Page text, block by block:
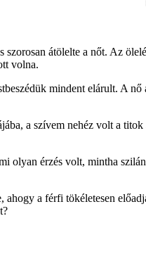
átölelte a nőt. Az
volna.
mindent elárult. A
a szívem nehéz volt a
olyan érzés volt, mintha
ahogy a férfi tökéletesen